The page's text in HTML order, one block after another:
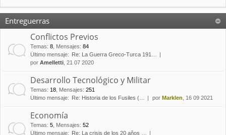
Entreguerras
Conflictos Previos
Temas: 8 Mensajes: 84
Último mensaje:
Re: La Guerra Greco-Turca 191…
por Amelletti , 21 07 2020
Desarrollo Tecnológico y Militar
Temas: 18 Mensajes: 251
Último mensaje:
Re: Historia de los Fusiles (… por Marklen , 16 09 2021
Economía
Temas: 5 Mensajes: 52
Último mensaje:
Re: La crisis de los 20 años …